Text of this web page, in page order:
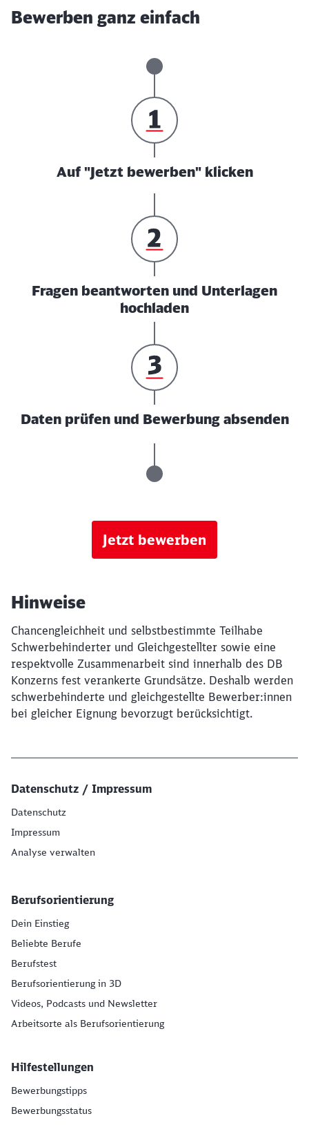
Bewerben ganz einfach
Auf "Jetzt bewerben" klicken
Fragen beantworten und Unterlagen
hochladen
Daten prüfen und Bewerbung absenden
Jetzt bewerben
Hinweise
Chancengleichheit und selbstbestimmte Teilhabe
Schwerbehinderter und Gleichgestellter sowie eine
respektvolle Zusammenarbeit sind innerhalb des DB
Konzerns fest verankerte Grundsätze. Deshalb werden
schwerbehinderte und gleichgestellte Bewerber:innen
bei gleicher Eignung bevorzugt berücksichtigt.
Datenschutz / Impressum
Datenschutz
Impressum
Analyse verwalten
Berufsorientierung
Dein Einstieg
Beliebte Berufe
Berufstest
Berufsorientierung in 3D
Videos, Podcasts und Newsletter
Arbeitsorte als Berufsorientierung
Hilfestellungen
Bewerbungstipps
Bewerbungsstatus